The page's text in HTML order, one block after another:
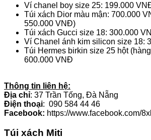
Ví chanel boy size 25: 199.000
Túi xách Dior màu mận: 700.000
550.000 VNĐ)
Túi xách Gucci size 18: 300.000
Ví Chanel ánh kim silicon size 18:
Túi Hermes birkin size 25 hột
600.000 VNĐ
Thông tin liên hệ:
Địa chỉ: 37 Trần Tống, Đà Nẵng
Điện thoại: 090 584 44 46
Facebook: https://www.facebook.com/
Túi xách Miti